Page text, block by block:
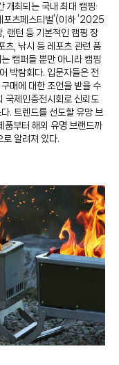
개최되는 국내 최대 캠핑∙
포츠페스티벌’(이하 ‘2025
랜턴 등 기본적인 캠핑 장
츠, 낚시 등 레포츠 관련 품
캠퍼들 뿐만 아니라 캠핑
박람회다. 입문자들은 전
매에 대한 조언을 받을 수
국제인증전시회로 신뢰도
. 트렌드를 선도할 유망 브
부터 해외 유명 브랜드까
알려져 있다.